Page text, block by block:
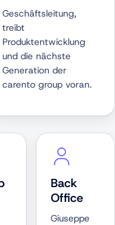
Geschäftsleitung,
treibt
Produktentwicklung
und die nächste
Generation der
carento group voran.
Back
Office
Giuseppe